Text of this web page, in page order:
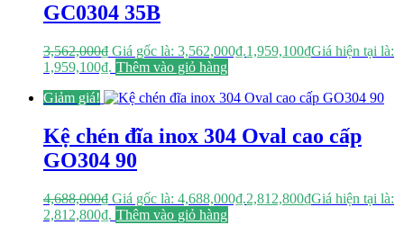
GC0304 35B
3,562,000₫ Giá gốc là: 3,562,000₫.1,959,100₫Giá hiện tại là:
1,959,100₫. Thêm vào giỏ hàng
Giảm giá!
Kệ chén đĩa inox 304 Oval cao cấp
GO304 90
4,688,000₫ Giá gốc là: 4,688,000₫.2,812,800₫Giá hiện tại là:
2,812,800₫. Thêm vào giỏ hàng